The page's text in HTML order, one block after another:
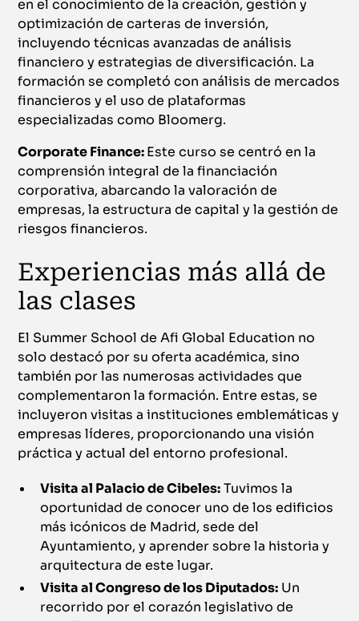
en el conocimiento de la creación, gestión y
optimización de carteras de inversión,
incluyendo técnicas avanzadas de análisis
financiero y estrategias de diversificación. La
formación se completó con análisis de mercados
financieros y el uso de plataformas
especializadas como Bloomerg.
Corporate Finance:Este curso se centró en la
comprensión integral de la financiación
corporativa, abarcando la valoración de
empresas, la estructura de capital y la gestión de
riesgos financieros.
Experiencias más allá de
las clases
El Summer School de Afi Global Education no
solo destacó por su oferta académica, sino
también por las numerosas actividades que
complementaron la formación. Entre estas, se
incluyeron visitas a instituciones emblemáticas y
empresas líderes, proporcionando una visión
práctica y actual del entorno profesional.
Visita al Palacio de Cibeles:Tuvimos la
oportunidad de conocer uno de los edificios
más icónicos de Madrid, sede del
Ayuntamiento, y aprender sobre la historia y
arquitectura de este lugar.
Visita al Congreso de los Diputados: Un
recorrido por el corazón legislativo de